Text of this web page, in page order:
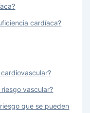
cardíaca?
vascular?
que se pueden